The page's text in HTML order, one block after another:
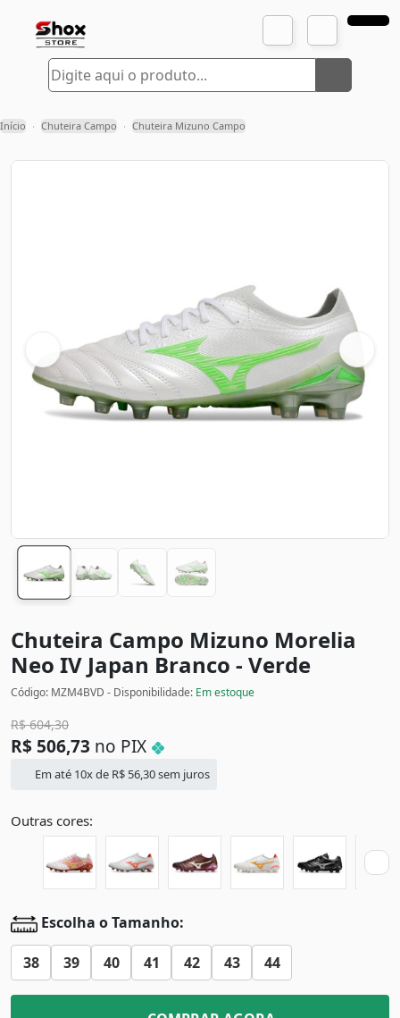
Início › Chuteira Campo › Chuteira Mizuno Campo
Chuteira Campo Mizuno Morelia
Neo IV Japan Branco - Verde
Código: MZM4BVD - Disponibilidade: Em estoque
R$604,30
R$ 506,73 no PIX
Em até 10x de R$ 56,30sem juros
Outras cores:
Escolha o Tamanho:
38 39 40 41 42 43 44